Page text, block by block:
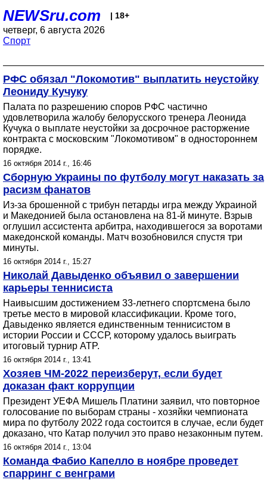
NEWSru.com | 18+
четверг, 6 августа 2026
Спорт
РФС обязал "Локомотив" выплатить неустойку
Леониду Кучуку
Палата по разрешению споров РФС частично
удовлетворила жалобу белорусского тренера Леонида
Кучука о выплате неустойки за досрочное расторжение
контракта с московским "Локомотивом" в одностороннем
порядке.
16 октября 2014 г., 16:46
Сборную Украины по футболу могут наказать за
расизм фанатов
Из-за брошенной с трибун петарды игра между Украиной
и Македонией была остановлена на 81-й минуте. Взрыв
оглушил ассистента арбитра, находившегося за воротами
македонской команды. Матч возобновился спустя три
минуты.
16 октября 2014 г., 15:27
Николай Давыденко объявил о завершении
карьеры теннисиста
Наивысшим достижением 33-летнего спортсмена было
третье место в мировой классификации. Кроме того,
Давыденко является единственным теннисистом в
истории России и СССР, которому удалось выиграть
итоговый турнир ATP.
16 октября 2014 г., 13:41
Хозяев ЧМ-2022 переизберут, если будет
доказан факт коррупции
Президент УЕФА Мишель Платини заявил, что повторное
голосование по выборам страны - хозяйки чемпионата
мира по футболу 2022 года состоится в случае, если будет
доказано, что Катар получил это право незаконным путем.
16 октября 2014 г., 13:04
Команда Фабио Капелло в ноябре проведет
спарринг с венграми